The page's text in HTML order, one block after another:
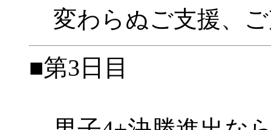
変わらぬご支援、
■第3日目